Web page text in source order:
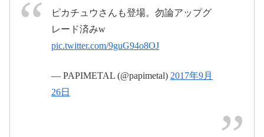
#BABYMETAL
pic.twitter.com/wMJDW5gfek
このドメインはお名前.comで取得されてい
ピカチュウさんも登場。勿論アップグ
レード済みw
pic.twitter.com/9guG94o8OJ
— PAPIMETAL (@papimetal) 2017年9月
26日